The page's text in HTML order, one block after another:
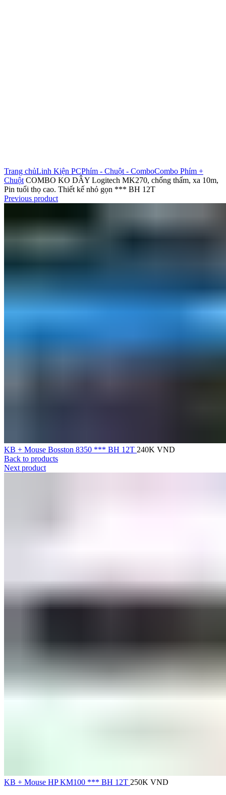
Trang chủLinh Kiện PCPhím - Chuột - ComboCombo Phím +
ChuộtCOMBO KO DÂY Logitech MK270, chống thấm, xa 10m,
Pin tuổi thọ cao. Thiết kế nhỏ gọn *** BH 12T
Previous product
KB + Mouse Bosston 8350 *** BH 12T 240K VND
Back to products
Next product
KB + Mouse HP KM100 *** BH 12T 250K VND